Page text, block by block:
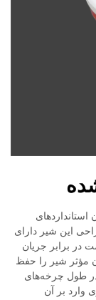
این شیر دارای
در برابر جریان
مؤثر شیر را حفظ
در طول چرخه‌های
وارد بر آن